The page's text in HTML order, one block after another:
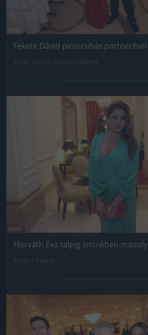
Fekete Dávid pirosruhás partnerével
Jön még kép!
Horváth Éva talpig sminkben-
Jön még kép!